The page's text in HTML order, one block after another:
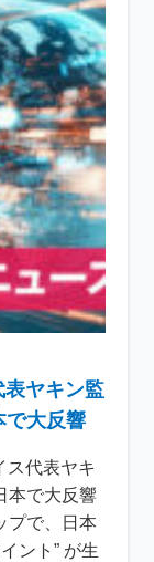
ヤキン監
で大反響
ス代表ヤキ
本で大反響
プで、日本
ント” が生